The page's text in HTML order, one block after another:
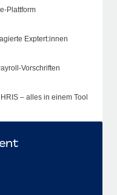
Plattform
Exptert:innen
Vorschriften
– alles in einem Tool